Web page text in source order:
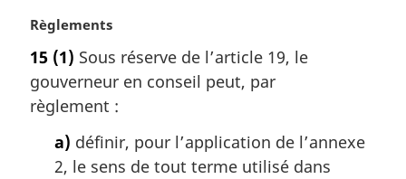
N
t
e
m
Règlements
15 (1) Sous réserve de l’article 19, le
gouverneur en conseil peut, par
règlement :
a) définir, pour l’application de l’annexe
2, le sens de tout terme utilisé dans